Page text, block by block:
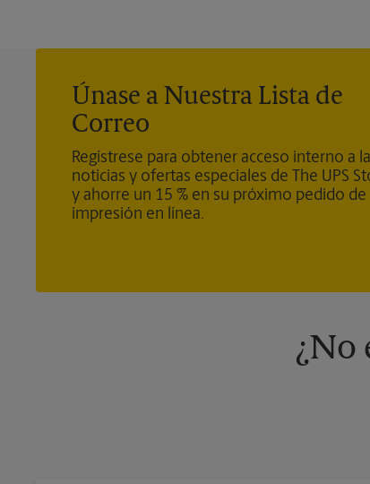
Únase a Nuestra Lista de
Correo
Regístrese para obtener acceso interno a
noticias y ofertas especiales de The UPS
y ahorre un 15 % en su próximo pedido de
impresión en línea.
¿No